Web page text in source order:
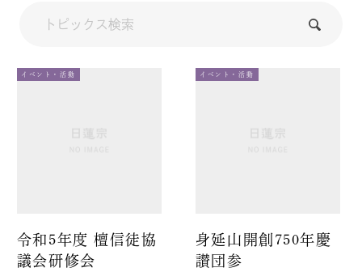
イベント・活動
令和5年度 檀信徒協
議会研修会
イベント・活動
身延山開創750年慶
讃団参